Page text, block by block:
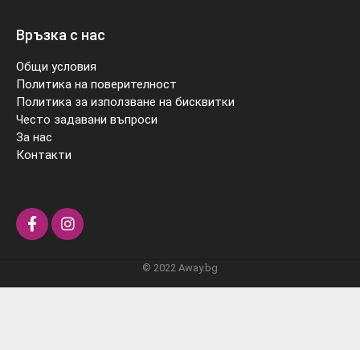
Връзка с нас
Общи условия
Политика на поверителност
Политика за използване на бисквитки
Често задавани въпроси
За нас
Контакти
© 2022 Away.bg